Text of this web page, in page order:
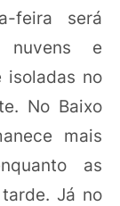
feira será
nuvens e
isoladas no
No Baixo
mais
as
Já no